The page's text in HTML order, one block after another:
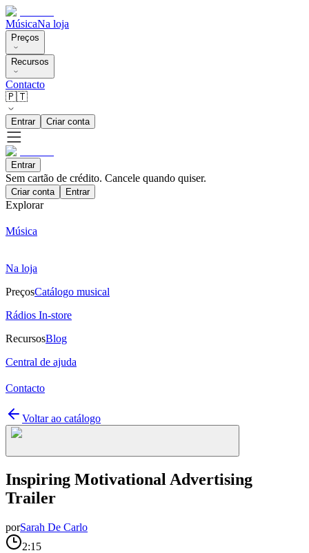
MúsicaNa loja
Preços
Recursos
Contacto
🇵🇹
Entrar Criar conta
Entrar
Sem cartão de crédito. Cancele quando quiser.
Criar conta Entrar
Explorar
Música
Na loja
PreçosCatálogo musical
Rádios In-store
RecursosBlog
Central de ajuda
Contacto
Voltar ao catálogo
Inspiring Motivational Advertising
Trailer
porSarah De Carlo
2:15